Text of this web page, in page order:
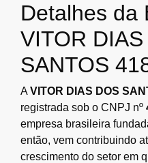
Detalhes da
VITOR
SANTOS
AVITOR DIAS DOS
registrada sob o CNPJ nº
empresa brasileira
então, vem contribuindo
crescimento do setor em